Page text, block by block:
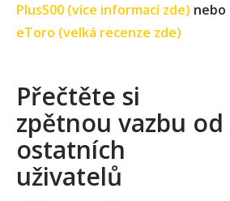
Plus500 (více informací zde) nebo
eToro (velká recenze zde)
Přečtěte si
zpětnou vazbu od
ostatních
uživatelů